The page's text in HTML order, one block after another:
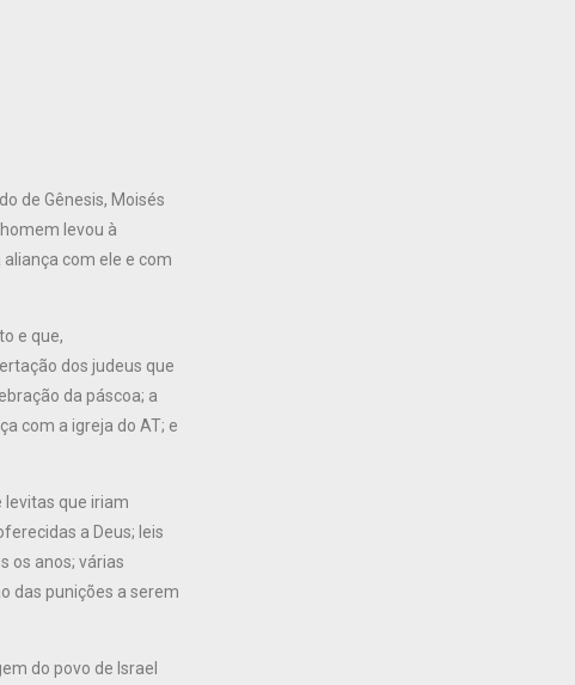
de Gênesis, Moisés
levou à
com ele e com
e que,
dos judeus que
da páscoa; a
com a igreja do AT; e
levitas que iriam
a Deus; leis
os anos; várias
das punições a serem
do povo de Israel